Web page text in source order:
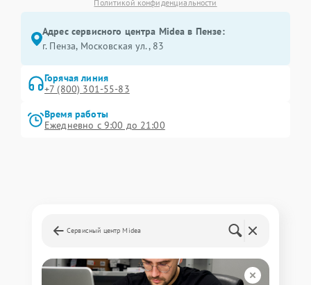
Политикой конфиденциальности
Адрес сервисного центра Midea в Пензе:
г. Пенза, Московская ул., 83
Горячая линия
+7 (800) 301-55-83
Время работы
Ежедневно с 9:00 до 21:00
Сервисный центр Midea